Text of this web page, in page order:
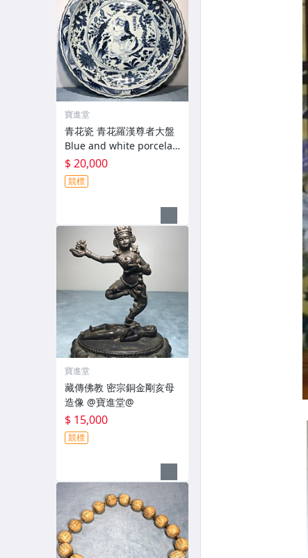
寶進堂
青花瓷 青花羅漢尊者大盤
Blue and white porcelai
n @寶進堂@
$ 20,000
競標
寶進堂
藏傳佛教 密宗銅金剛亥母
造像 @寶進堂@
$ 15,000
競標